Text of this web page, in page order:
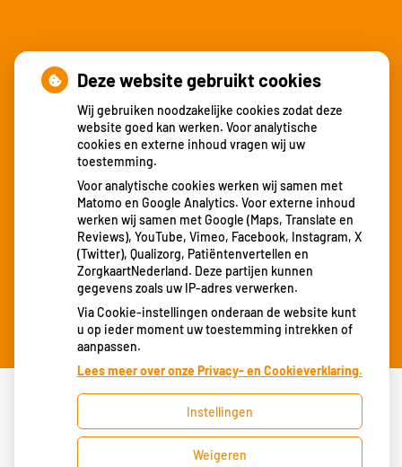
Nieuws
Locatie Heerlen verhuisd
15 jarig jubileum
Locatie Amby verhuisd!
Patiënttevredenheid
Corona richtlijnen
Uw Zorg Online|Beheer
Bezoek
Deze website gebruikt cookies
Wij gebruiken noodzakelijke cookies zodat deze
website goed kan werken. Voor analytische
cookies en externe inhoud vragen wij uw
toestemming.
Voor analytische cookies werken wij samen met
Matomo en Google Analytics. Voor externe inhoud
werken wij samen met Google (Maps, Translate en
Reviews), YouTube, Vimeo, Facebook, Instagram, X
(Twitter), Qualizorg, Patiëntenvertellen en
ZorgkaartNederland. Deze partijen kunnen
gegevens zoals uw IP-adres verwerken.
Via Cookie-instellingen onderaan de website kunt
u op ieder moment uw toestemming intrekken of
aanpassen.
Lees meer over onze Privacy- en Cookieverklaring.
Instellingen
Weigeren